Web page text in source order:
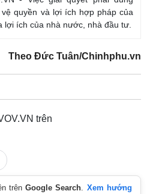
quyền và lợi ích hợp pháp của
lợi ích của nhà nước, nhà đầu tư.
Theo Đức Tuân/Chinhphu.vn
trên
trênGoogle Search. Xem hướng